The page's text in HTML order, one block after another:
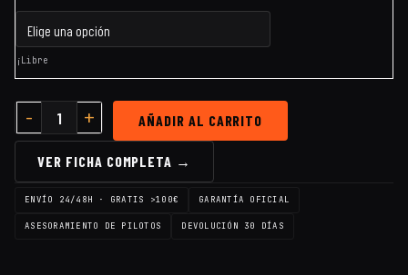
¡Libre
Cantidad IHA-Race Strix Platos de montaje de Fibra de
AÑADIR AL CARRITO
VER FICHA COMPLETA →
ENVÍO 24/48H · GRATIS >100€ GARANTÍA OFICIAL
ASESORAMIENTO DE PILOTOS DEVOLUCIÓN 30 DÍAS